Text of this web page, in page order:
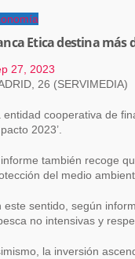
Etica destina más
27, 2023
26 (SERVIMEDIA)
entidad cooperativa de
2023’.
también recoge
del medio
este sentido, según
no intensivas y
la inversión